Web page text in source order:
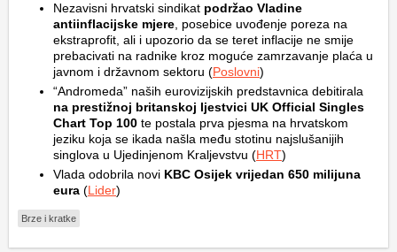
Nezavisni hrvatski sindikat podržao Vladine
antiinflacijske mjere , posebice uvođenje poreza na
ekstraprofit, ali i upozorio da se teret inflacije ne smije
prebacivati na radnike kroz moguće zamrzavanje plaća u
javnom i državnom sektoru (Poslovni)
“Andromeda” naših eurovizijskih predstavnica debitirala
na prestižnoj britanskoj ljestvici UK Official Singles
Chart Top 100 te postala prva pjesma na hrvatskom
jeziku koja se ikada našla među stotinu najslušanijih
singlova u Ujedinjenom Kraljevstvu (HRT)
Vlada odobrila novi KBC Osijek vrijedan 650 milijuna
eura (Lider)
Brze i kratke